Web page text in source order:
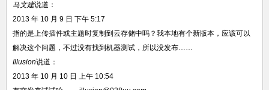
马文建说道：
2013 年 10 月 9 日 下午 5:17
指的是上传插件或主题时复制到云存储中吗？我本地有个新版本，应该可以
解决这个问题，不过没有找到机器测试，所以没发布……
Illusion说道：
2013 年 10 月 10 日 上午 10:54